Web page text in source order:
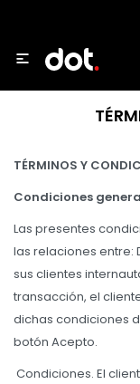

TÉRMINOS Y
Condiciones
Las presentes
las relaciones entre:
sus clientes
transacción, el
dichas condiciones
botón Acepto.
Condiciones. El
Informática
Audio, Foto y